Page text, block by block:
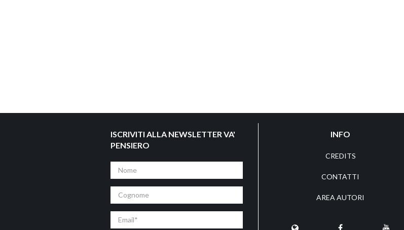
ISCRIVITI ALLA NEWSLETTER VA'
PENSIERO
Nome
Cognome
Email
INFO
CREDITS
CONTATTI
AREA AUTORI